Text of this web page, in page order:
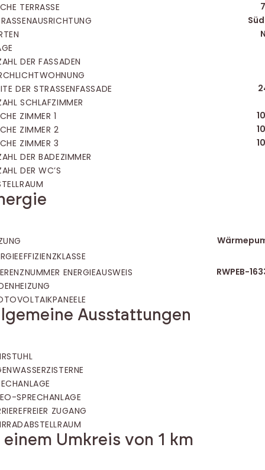
TERRASSE
DER FASSADEN
DER STRASSENFASSADE
SCHLAFZIMMER
ZIMMER 1
ZIMMER 2
ZIMMER 3
DER BADEZIMMER
DER WC’S
ENERGIEAUSWEIS
RWPEB-
Ausstattungen
SPRECHANLAGE
ZUGANG
einem Umkreis von 1 km